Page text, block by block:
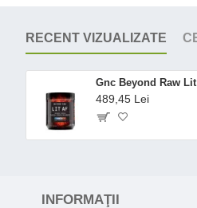
RECENT VIZUALIZATE
489,45 Lei
INFORMAŢII